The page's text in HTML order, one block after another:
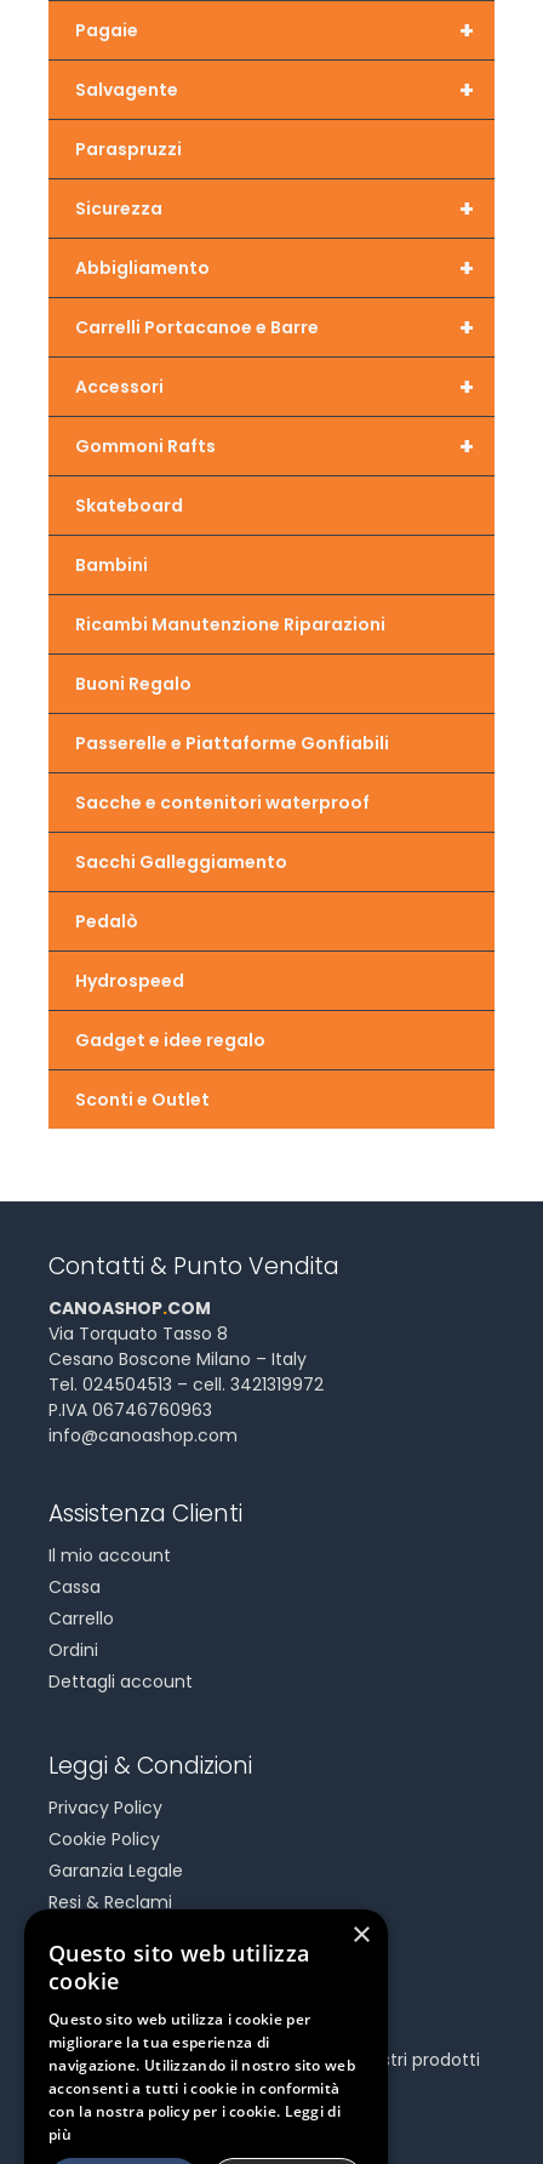
+
Pagaie
+
Salvagente
Paraspruzzi
+
Sicurezza
+
Abbigliamento
+
Carrelli Portacanoe e Barre
+
Accessori
+
Gommoni Rafts
Skateboard
Bambini
Ricambi Manutenzione Riparazioni
Buoni Regalo
Passerelle e Piattaforme Gonfiabili
Sacche e contenitori waterproof
Sacchi Galleggiamento
Pedalò
Hydrospeed
Gadget e idee regalo
Sconti e Outlet
Contatti & Punto Vendita
CANOASHOP.COM
Via Torquato Tasso 8
Cesano Boscone Milano – Italy
Tel. 024504513 – cell. 3421319972
P.IVA 06746760963
info@canoashop.com
Assistenza Clienti
Il mio account
Cassa
Carrello
Ordini
Dettagli account
Leggi & Condizioni
Privacy Policy
Cookie Policy
Garanzia Legale
Resi & Reclami
Be Social
Seguici e rimani aggiornato su tutti i nostri prodotti
e iniziative.
×
Questo sito web utilizza
cookie
Questo sito web utilizza i cookie per
migliorare la tua esperienza di
navigazione. Utilizzando il nostro sito web
acconsenti a tutti i cookie in conformità
con la nostra policy per i cookie. Leggi di
più